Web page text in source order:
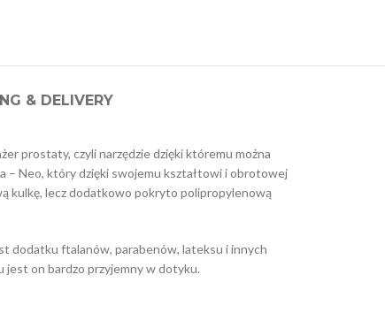
& DELIVERY
prostaty, czyli narzędzie dzięki któremu można
– Neo, który dzięki swojemu kształtowi i obrotowej
kulkę, lecz dodatkowo pokryto polipropylenową
dodatku ftalanów, parabenów, lateksu i innych
jest on bardzo przyjemny w dotyku.